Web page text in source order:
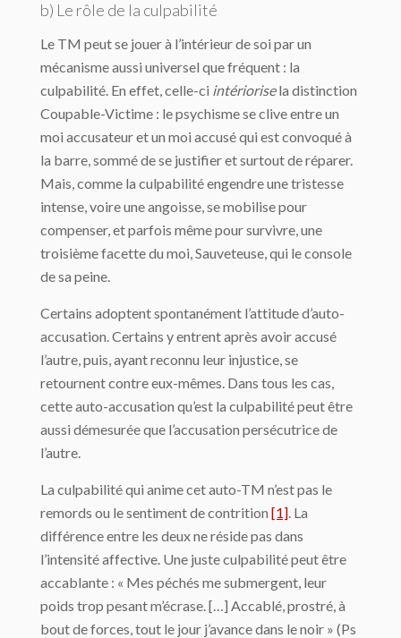
b) Le rôle de la culpabilité
Le TM peut se jouer à l’intérieur de soi par un
mécanisme aussi universel que fréquent : la
culpabilité. En effet, celle-ci intériorisela distinction
Coupable-Victime : le psychisme se clive entre un
moi accusateur et un moi accusé qui est convoqué à
la barre, sommé de se justifier et surtout de réparer.
Mais, comme la culpabilité engendre une tristesse
intense, voire une angoisse, se mobilise pour
compenser, et parfois même pour survivre, une
troisième facette du moi, Sauveteuse, qui le console
de sa peine.
Certains adoptent spontanément l’attitude d’auto-
accusation. Certains y entrent après avoir accusé
l’autre, puis, ayant reconnu leur injustice, se
retournent contre eux-mêmes. Dans tous les cas,
cette auto-accusation qu’est la culpabilité peut être
aussi démesurée que l’accusation persécutrice de
l’autre.
La culpabilité qui anime cet auto-TM n’est pas le
remords ou le sentiment de contrition [1]. La
différence entre les deux ne réside pas dans
l’intensité affective. Une juste culpabilité peut être
accablante : « Mes péchés me submergent, leur
poids trop pesant m’écrase. […] Accablé, prostré, à
bout de forces, tout le jour j’avance dans le noir » (Ps